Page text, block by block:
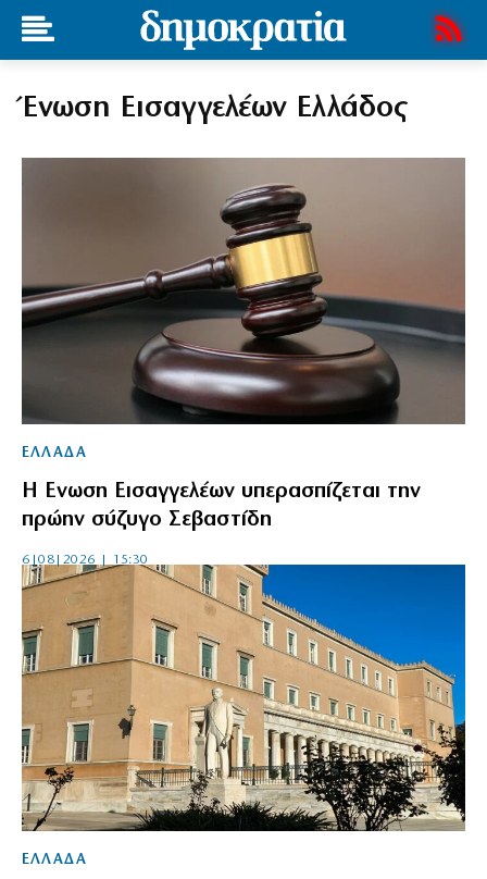
Ένωση Εισαγγελέων Ελλάδος
ΕΛΛΑΔΑ
Η Ενωση Εισαγγελέων υπερασπίζεται την
πρώην σύζυγο Σεβαστίδη
6|08|2026 | 15:30
ΕΛΛΑΔΑ